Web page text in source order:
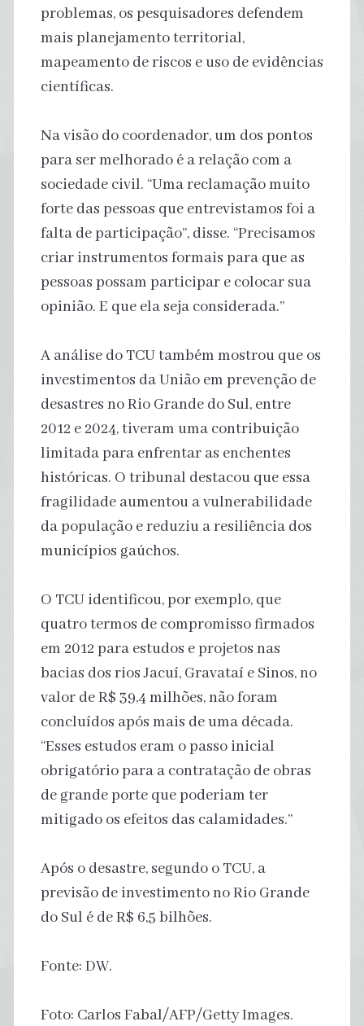
problemas, os pesquisadores defendem
mais planejamento territorial,
mapeamento de riscos e uso de evidências
científicas.
Na visão do coordenador, um dos pontos
para ser melhorado é a relação com a
sociedade civil. “Uma reclamação muito
forte das pessoas que entrevistamos foi a
falta de participação”, disse. “Precisamos
criar instrumentos formais para que as
pessoas possam participar e colocar sua
opinião. E que ela seja considerada.”
A análise do TCU também mostrou que os
investimentos da União em prevenção de
desastres no Rio Grande do Sul, entre
2012 e 2024, tiveram uma contribuição
limitada para enfrentar as enchentes
históricas. O tribunal destacou que essa
fragilidade aumentou a vulnerabilidade
da população e reduziu a resiliência dos
municípios gaúchos.
O TCU identificou, por exemplo, que
quatro termos de compromisso firmados
em 2012 para estudos e projetos nas
bacias dos rios Jacuí, Gravataí e Sinos, no
valor de R$ 39,4 milhões, não foram
concluídos após mais de uma década.
“Esses estudos eram o passo inicial
obrigatório para a contratação de obras
de grande porte que poderiam ter
mitigado os efeitos das calamidades.”
Após o desastre, segundo o TCU, a
previsão de investimento no Rio Grande
do Sul é de R$ 6,5 bilhões.
Fonte: DW.
Foto: Carlos Fabal/AFP/Getty Images.